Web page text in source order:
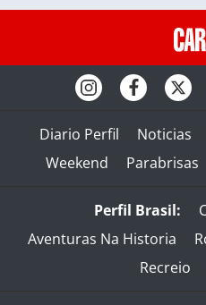
Diario Perfil Noticias
Weekend
Parabrisas
Perfil Brasil:
Aventuras Na Historia
Recreio